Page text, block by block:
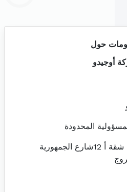
حول
أوجيدو
المحدودة
اقامة الحبيب شقة أ 12شارع الجمهورية